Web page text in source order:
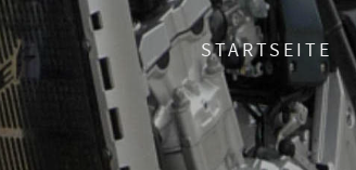
STARTSEITE